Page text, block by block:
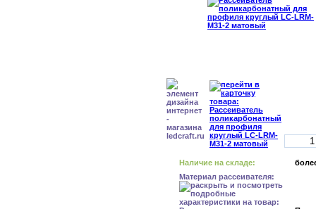
Наличие на складе:
Материал рассеивателя: